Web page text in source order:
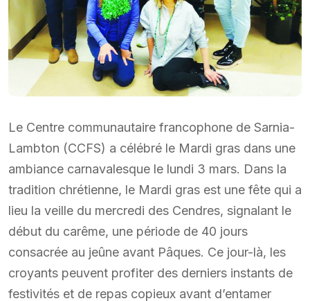
Le Centre communautaire francophone de Sarnia-
Lambton (CCFS) a célébré le Mardi gras dans une
ambiance carnavalesque le lundi 3 mars. Dans la
tradition chrétienne, le Mardi gras est une fête qui a
lieu la veille du mercredi des Cendres, signalant le
début du carême, une période de 40 jours
consacrée au jeûne avant Pâques. Ce jour-là, les
croyants peuvent profiter des derniers instants de
festivités et de repas copieux avant d’entamer